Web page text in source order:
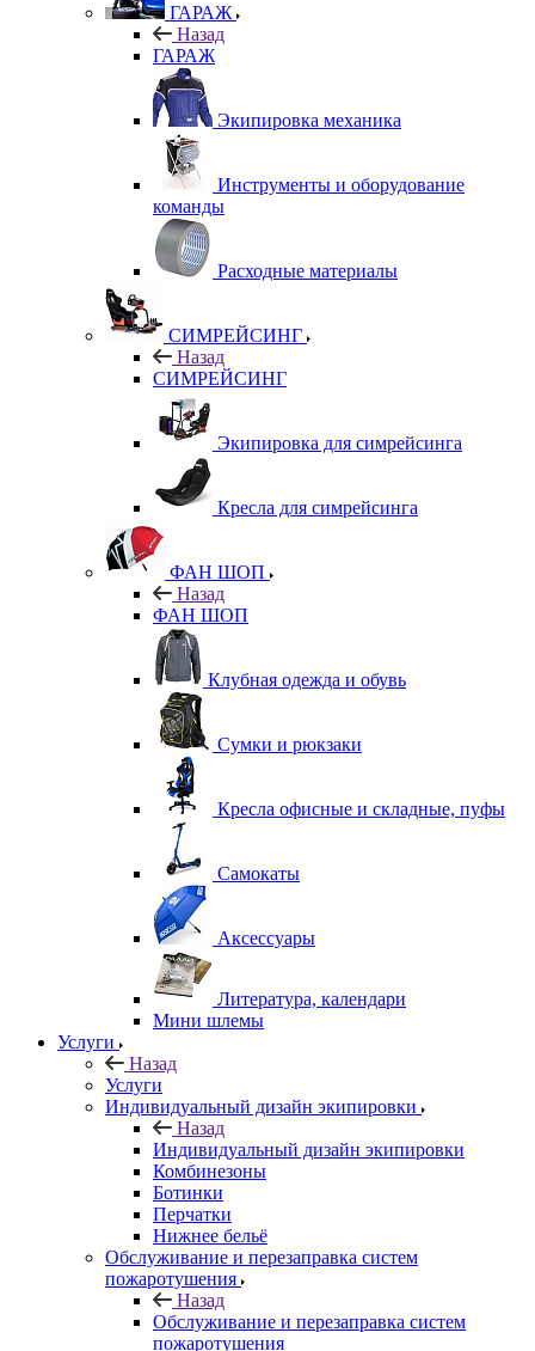
ГАРАЖ
Назад
ГАРАЖ
Экипировка механика
Инструменты и оборудование
команды
Расходные материалы
СИМРЕЙСИНГ
Назад
СИМРЕЙСИНГ
Экипировка для симрейсинга
Кресла для симрейсинга
ФАН ШОП
Назад
ФАН ШОП
Клубная одежда и обувь
Сумки и рюкзаки
Кресла офисные и складные, пуфы
Самокаты
Аксессуары
Литература, календари
Мини шлемы
Услуги
Назад
Услуги
Индивидуальный дизайн экипировки
Назад
Индивидуальный дизайн экипировки
Комбинезоны
Ботинки
Перчатки
Нижнее бельё
Обслуживание и перезаправка систем
пожаротушения
Назад
Обслуживание и перезаправка систем
пожаротушения